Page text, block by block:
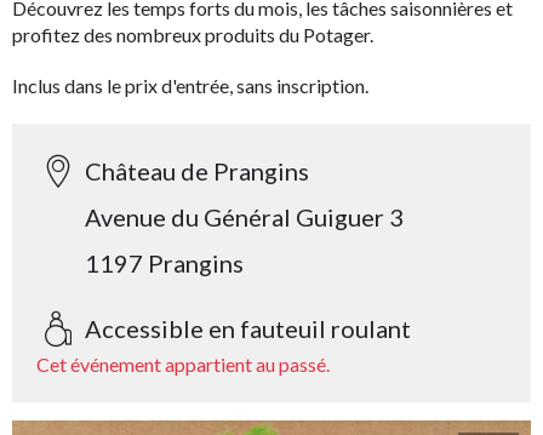
Découvrez les temps forts du mois, les tâches saisonnières et
profitez des nombreux produits du Potager.
Inclus dans le prix d'entrée, sans inscription.
Château de Prangins
Avenue du Général Guiguer 3
1197 Prangins
Accessible en fauteuil roulant
Cet événement appartient au passé.